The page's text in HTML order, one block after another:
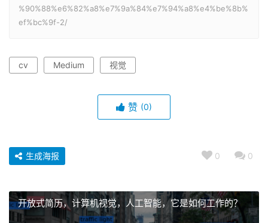
%90%88%e6%82%a8%e7%9a%84%e7%94%a8%e4%be%8b%
ef%bc%9f-2/
cv Medium 视觉
赞 (0)
0 0
生成海报
开放式简历，计算机视觉，人工智能，它是如何工作的？